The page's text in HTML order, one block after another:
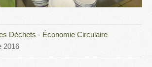
Déchets - Économie Circulaire
2016